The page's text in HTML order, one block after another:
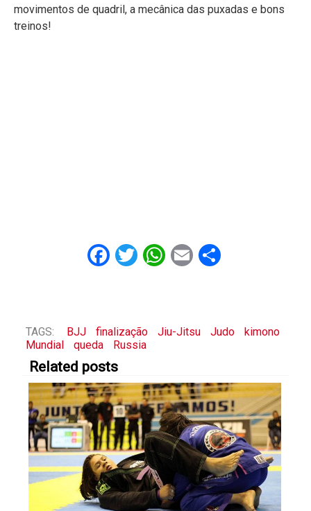
movimentos de quadril, a mecânica das puxadas e bons
treinos!
Facebook
Twitter
WhatsApp
EmailShare
TAGS: BJJ finalização Jiu-Jitsu Judo
kimono
Mundial
queda Russia
Related posts